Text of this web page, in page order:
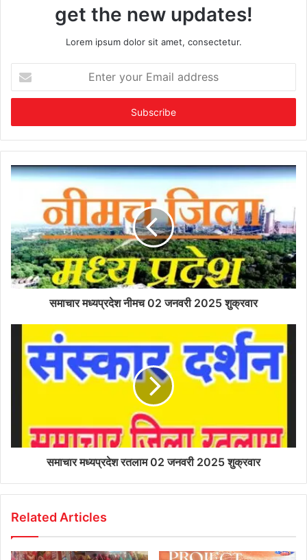
get the new updates!
Lorem ipsum dolor sit amet, consectetur.
your
Email
समाचार मध्यप्रदेश नीमच 02 जनवरी 2025 शुक्रवार
समाचार मध्यप्रदेश रतलाम 02 जनवरी 2025 शुक्रवार
Related Articles